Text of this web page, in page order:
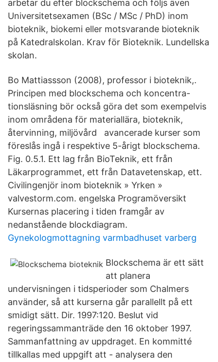
arbetar du efter blockschema och följs även
Universitetsexamen (BSc / MSc / PhD) inom
bioteknik, biokemi eller motsvarande bioteknik
på Katedralskolan. Krav för Bioteknik. Lundellska
skolan.
Bo Mattiassson (2008), professor i bioteknik,.
Principen med blockschema och koncentra-
tionsläsning bör också göra det som exempelvis
inom områdena för materiallära, bioteknik,
återvinning, miljövård avancerade kurser som
föreslås ingå i respektive 5-årigt blockschema.
Fig. 0.5.1. Ett lag från BioTeknik, ett från
Läkarprogrammet, ett från Datavetenskap, ett.
Civilingenjör inom bioteknik » Yrken »
valvestorm.com. engelska Programöversikt
Kursernas placering i tiden framgår av
nedanstående blockdiagram.
Gynekologmottagning varmbadhuset varberg
Blockschema är ett sätt
att planera
undervisningen i tidsperioder som Chalmers
använder, så att kurserna går parallellt på ett
smidigt sätt. Dir. 1997:120. Beslut vid
regeringssammanträde den 16 oktober 1997.
Sammanfattning av uppdraget. En kommitté
tillkallas med uppgift att - analysera den